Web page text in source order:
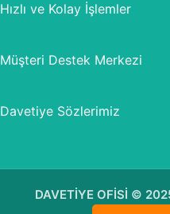
Hızlı ve Kolay İşlemler
Müşteri Destek Merkezi
Davetiye Sözlerimiz
DAVETİYE OFİSİ ©